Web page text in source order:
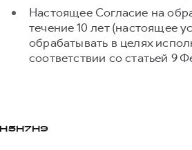
Настоящее Согласие на
течение 10 лет (настоящее
обрабатывать в целях
соответствии со статьей 9
H5H7 H9